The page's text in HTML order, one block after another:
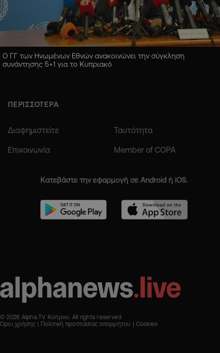
Ο ΓΓ των Ηνωμένων Εθνών ανακοινώνει την σύγκληση
συνάντησης 5+1 για το Κυπριακό
ΠΕΡΙΣΣΟΤΕΡΑ
Διαφημιστείτε Ταυτότητα
Επικοινωνία Member of COPA
Κατεβάστε την εφαρμογή σε Android ή iOS.
© 2026 Alpha TV Κύπρου. All rights reserved
Όροι χρήσης
Πολιτική προστασίας απορρήτου Cookies